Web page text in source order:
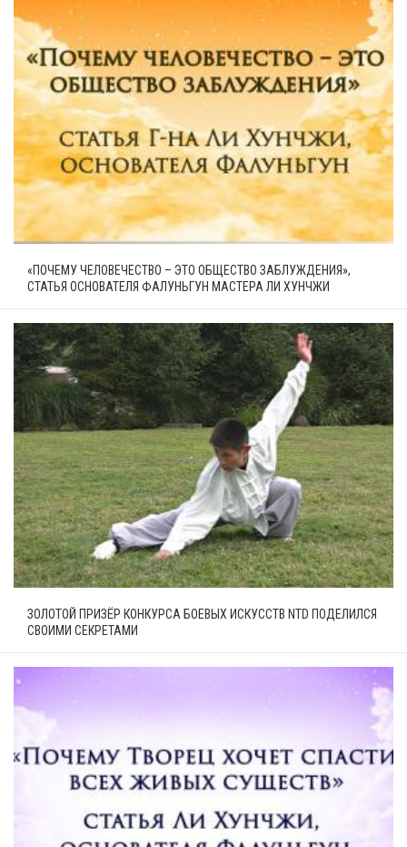
«ПОЧЕМУ ЧЕЛОВЕЧЕСТВО – ЭТО ОБЩЕСТВО ЗАБЛУЖДЕНИЯ»,
СТАТЬЯ ОСНОВАТЕЛЯ ФАЛУНЬГУН МАСТЕРА ЛИ ХУНЧЖИ
ЗОЛОТОЙ ПРИЗЁР КОНКУРСА БОЕВЫХ ИСКУССТВ NTD ПОДЕЛИЛСЯ
СВОИМИ СЕКРЕТАМИ